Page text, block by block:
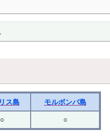
ス島 モルボンバ島
○ ○